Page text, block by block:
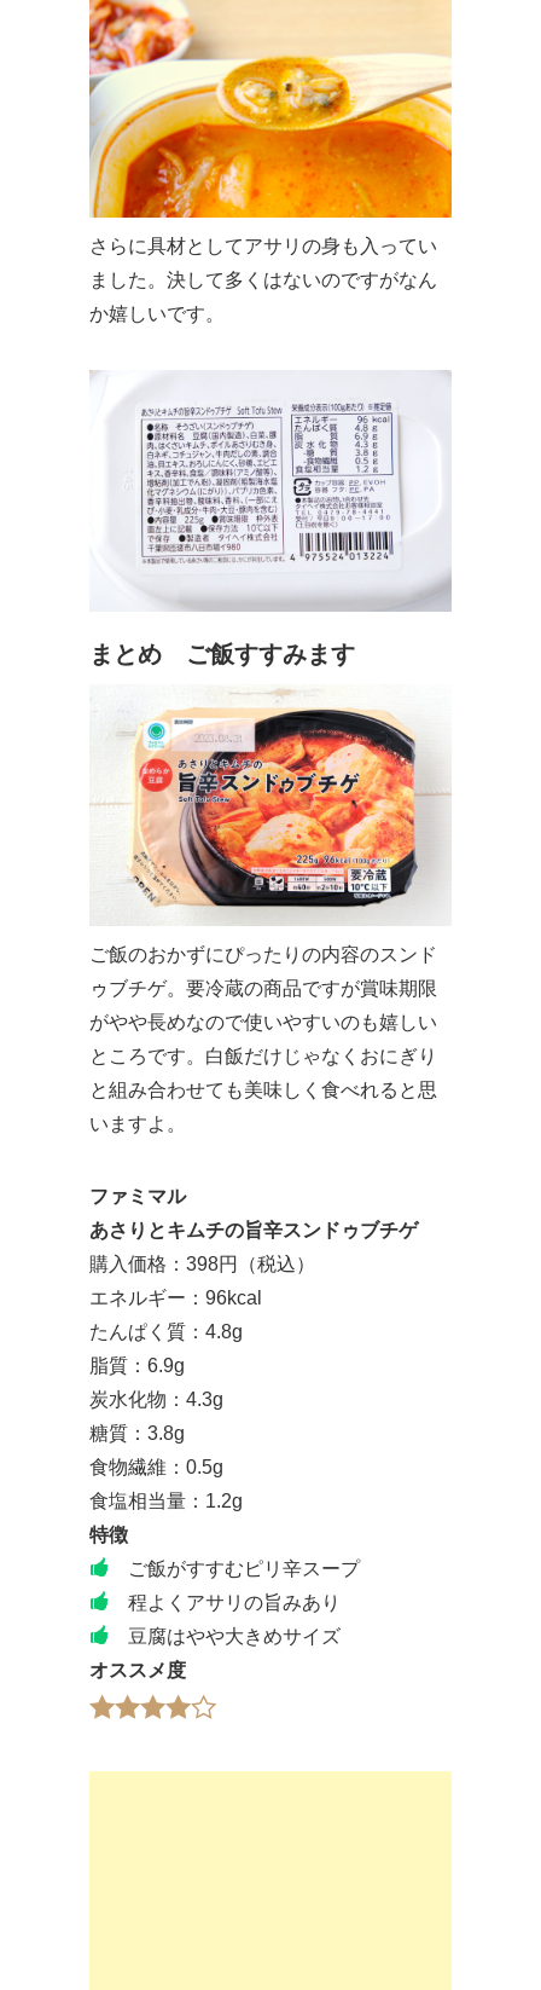
さらに具材としてアサリの身も入ってい
ました。決して多くはないのですがなん
か嬉しいです。
まとめ ご飯すすみます
ご飯のおかずにぴったりの内容のスンド
ゥブチゲ。要冷蔵の商品ですが賞味期限
がやや長めなので使いやすいのも嬉しい
ところです。白飯だけじゃなくおにぎり
と組み合わせても美味しく食べれると思
いますよ。
ファミマル
あさりとキムチの旨辛スンドゥブチゲ
購入価格：398円（税込）
エネルギー：96kcal
たんぱく質：4.8g
脂質：6.9g
炭水化物：4.3g
糖質：3.8g
食物繊維：0.5g
食塩相当量：1.2g
特徴
ご飯がすすむピリ辛スープ
程よくアサリの旨みあり
豆腐はやや大きめサイズ
オススメ度